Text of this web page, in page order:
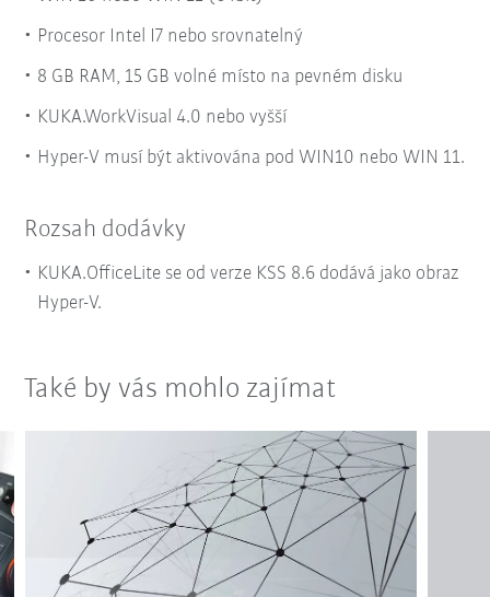
Procesor Intel I7 nebo srovnatelný
8 GB RAM, 15 GB volné místo na pevném disku
KUKA.WorkVisual 4.0 nebo vyšší
Hyper-V musí být aktivována pod WIN10 nebo WIN 11.
Rozsah dodávky
KUKA.OfficeLite se od verze KSS 8.6 dodává jako obraz
Hyper-V.
Také by vás mohlo zajímat